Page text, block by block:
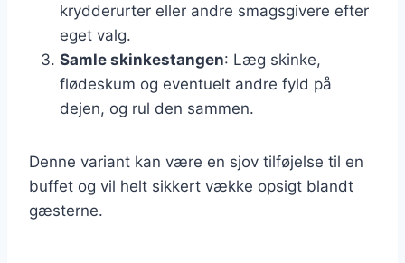
krydderurter eller andre smagsgivere efter
eget valg.
Samle skinkestangen: Læg skinke,
flødeskum og eventuelt andre fyld på
dejen, og rul den sammen.
Denne variant kan være en sjov tilføjelse til en
buffet og vil helt sikkert vække opsigt blandt
gæsterne.